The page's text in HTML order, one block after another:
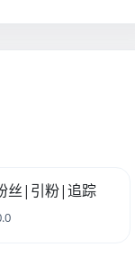
丝|引粉|追踪